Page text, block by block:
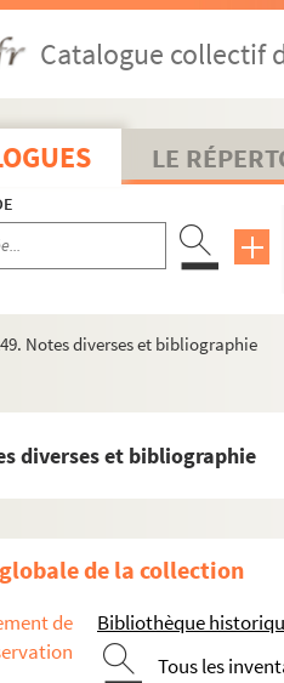
Catalogue collectif
LE
Notes diverses et bibliographie
diverses et bibliographie
de la collection
de
Bibliothèque
Tous les
à ses activités de médecin et à
diverses de Louis Fiaux